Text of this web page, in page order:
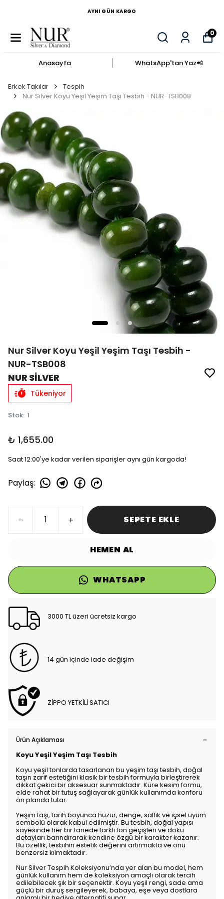
AYNI GÜN KARGO
0
Anasayfa WhatsApp'tan Yaz​📲​
Erkek Takılar
Tespih
Nur Silver Koyu Yeşil Yeşim Taşı Tesbih - NUR-TSB008
Nur Silver Koyu Yeşil Yeşim Taşı Tesbih -
NUR-TSB008
NUR SİLVER
Tükeniyor
Stok: 1
₺ 1,655.00
Saat 12:00'ye kadar verilen siparişler aynı gün kargoda!
Paylaş:
SEPETE EKLE
HEMEN AL
WHATSAPP
3000 TL üzeri ücretsiz kargo
14 gün içinde iade değişim
ZİPPO YETKİLİ SATICI
Ürün Açıklaması
Koyu Yeşil Yeşim Taşı Tesbih
Koyu yeşil tonlarda tasarlanan bu yeşim taşı tesbih, doğal
taşın zarif estetiğini klasik bir tesbih formuyla birleştirerek
dikkat çekici bir aksesuar sunmaktadır. Küre kesim formu,
elde rahat bir tutuş sağlayarak günlük kullanımda konforu
ön planda tutar.
Yeşim taşı, tarih boyunca huzur, denge, saflık ve içsel uyum
sembolü olarak kabul edilmiştir. Bu tesbih, doğal yapısı
sayesinde her bir tanede farklı ton geçişleri ve doku
detayları barındırarak kendine özgü bir karakter kazanır.
Bu özellik, tesbihin estetik değerini artırmakta ve onu
benzersiz kılmaktadır.
Nur Silver Tespih Koleksiyonu’nda yer alan bu model, hem
günlük kullanım hem de koleksiyon amaçlı olarak tercih
edilebilecek şık bir seçenektir. Koyu yeşil rengi, sade ama
güçlü bir duruş sergileyerek, babaya, eşe veya dostlara